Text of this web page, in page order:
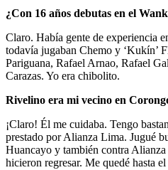
¿Con 16 años debutas en el
Claro. Había gente de experiencia
todavía jugaban Chemo y ‘Kukín’
Pariguana, Rafael Arnao, Rafael
Carazas. Yo era chibolito.
Rivelino era mi vecino en
¡Claro! Él me cuidaba. Tengo
prestado por Alianza Lima. Jugué
Huancayo y también contra
hicieron regresar. Me quedé hasta